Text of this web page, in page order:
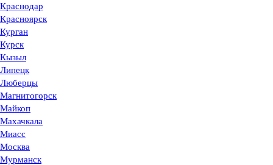
Краснодар
Красноярск
Курган
Курск
Кызыл
Липецк
Люберцы
Магнитогорск
Майкоп
Махачкала
Миасс
Москва
Мурманск